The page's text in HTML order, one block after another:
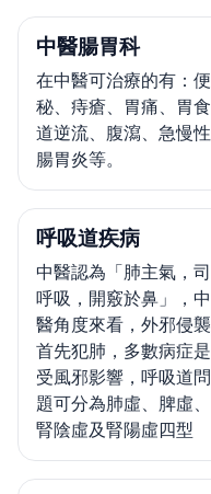
中醫腸胃科
在中醫可治療的有：便
秘、痔瘡、胃痛、胃食
道逆流、腹瀉、急慢性
腸胃炎等。
呼吸道疾病
中醫認為「肺主氣，司
呼吸，開竅於鼻」，中
醫角度來看，外邪侵襲
首先犯肺，多數病症是
受風邪影響，呼吸道問
題可分為肺虛、脾虛、
腎陰虛及腎陽虛四型